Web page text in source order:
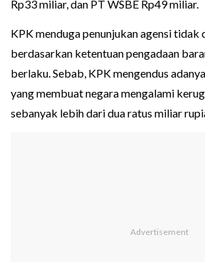
Rp33 miliar, dan PT WSBE Rp49 miliar.
KPK menduga penunjukan agensi tidak
berdasarkan ketentuan pengadaan
berlaku. Sebab, KPK mengendus
yang membuat negara mengalami
sebanyak lebih dari dua ratus miliar